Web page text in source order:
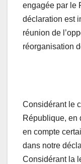
engagée par le
déclaration est
réunion de
réorganisation
Considérant le
République, en
en compte
dans notre
Considérant la